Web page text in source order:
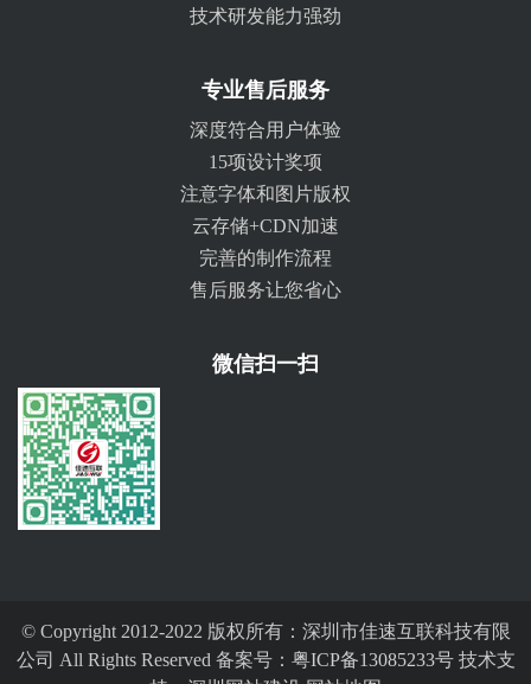
技术研发能力强劲
专业售后服务
深度符合用户体验
15项设计奖项
注意字体和图片版权
云存储+CDN加速
完善的制作流程
售后服务让您省心
微信扫一扫
© Copyright 2012-2022 版权所有：深圳市佳速互联科技有限
公司 All Rights Reserved 备案号： 粤ICP备13085233号技术支